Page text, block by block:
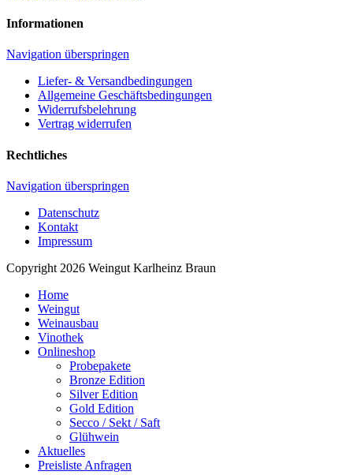
Informationen
Navigation überspringen
Liefer- & Versandbedingungen
Allgemeine Geschäftsbedingungen
Widerrufsbelehrung
Vertrag widerrufen
Rechtliches
Navigation überspringen
Datenschutz
Kontakt
Impressum
Copyright 2026 Weingut Karlheinz Braun
Home
Weingut
Weinausbau
Vinothek
Onlineshop
Probepakete
Bronze Edition
Silver Edition
Gold Edition
Secco / Sekt / Saft
Glühwein
Aktuelles
Preisliste Anfragen